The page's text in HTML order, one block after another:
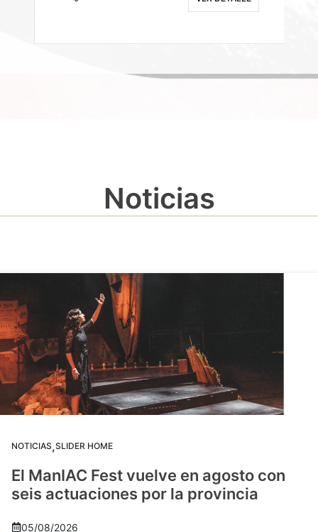
Noticias
NOTICIAS,SLIDER HOME
El ManIAC Fest vuelve en agosto con
seis actuaciones por la provincia
05/08/2026